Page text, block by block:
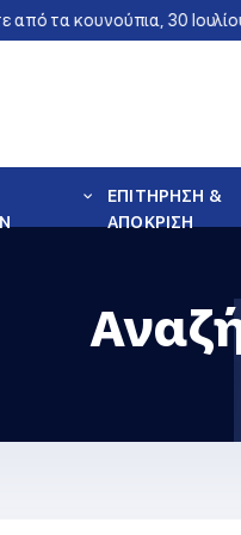
τα κουνούπια, 30 Ιουλίου
ΕΠΙΤΗΡΗΣΗ &
ΑΠΟΚΡΙΣΗ